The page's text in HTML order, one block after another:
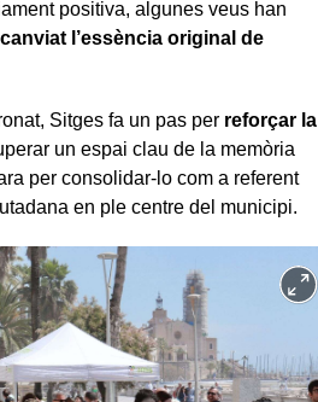
positiva, algunes veus han
l’essència original de
Sitges fa un pas per reforçar la
un espai clau de la memòria
per consolidar-lo com a referent
en ple centre del municipi.